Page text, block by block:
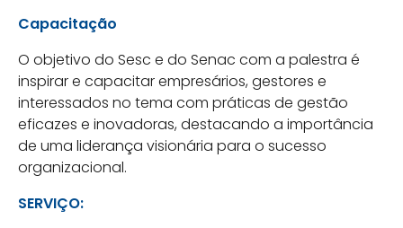
Capacitação
O objetivo do Sesc e do Senac com a palestra é
inspirar e capacitar empresários, gestores e
interessados no tema com práticas de gestão
eficazes e inovadoras, destacando a importância
de uma liderança visionária para o sucesso
organizacional.
SERVIÇO: